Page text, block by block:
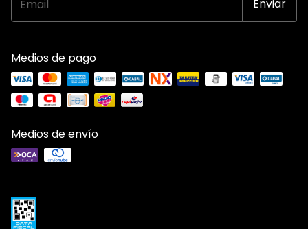
Medios de pago
Medios de envío